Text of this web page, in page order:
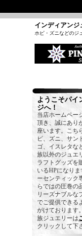
インディアンジ
ホピ・ズニなどのジ
ようこそパイ
ジへ！
当店ホームペー
頂き、誠にあり
座います。こち
ピ、ズニ、サン
ゴ、イスレタな
族以外のジュエ
ラフトグッズを
いるHPになりま
ーセンティック
らではの圧巻の
リーズナブルな
でご提供できる
がけております
族ジュエリーは
クリックして下